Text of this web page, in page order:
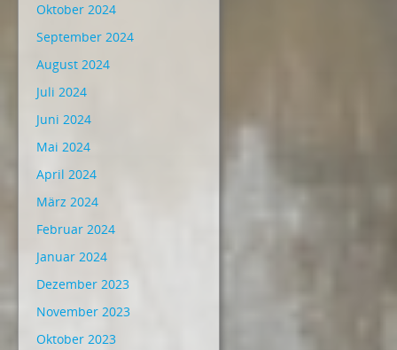
Oktober 2024
September 2024
August 2024
Juli 2024
Juni 2024
Mai 2024
April 2024
März 2024
Februar 2024
Januar 2024
Dezember 2023
November 2023
Oktober 2023